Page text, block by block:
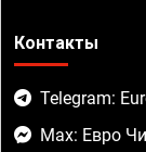
Контакты
Telegram:
Max: Евро